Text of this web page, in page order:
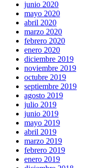
junio 2020
mayo 2020
abril 2020
marzo 2020
febrero 2020
enero 2020
diciembre 2019
noviembre 2019
octubre 2019
septiembre 2019
agosto 2019
julio 2019
junio 2019
mayo 2019
abril 2019
marzo 2019
febrero 2019
enero 2019